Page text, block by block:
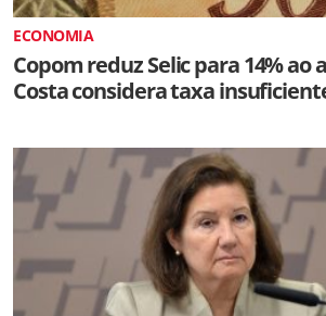
ECONOMIA
Copom reduz Selic para 14%
Costa considera taxa